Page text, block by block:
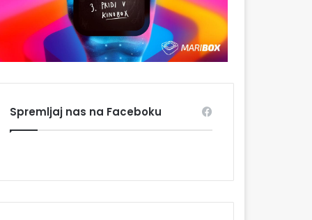
Spremljaj nas na Faceboku